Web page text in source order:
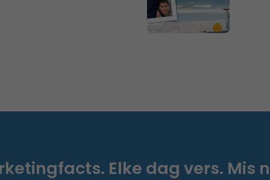
Elke dag vers. Mis